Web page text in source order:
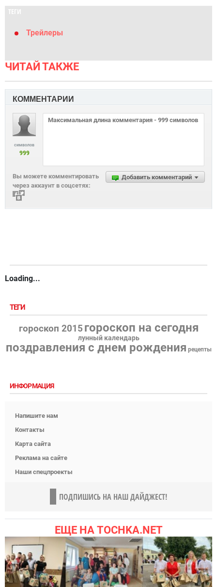
ТЕГИ
Трейлеры
ЧИТАЙ ТАКЖЕ
КОММЕНТАРИИ
символов
999
Добавить комментарий
Вы можете комментировать
через аккаунт в соцсетях:
Loading...
ТЕГИ
гороскоп 2015 гороскоп на сегодня
лунный календарь
поздравления с днем рождения рецепты
ИНФОРМАЦИЯ
Напишите нам
Контакты
Карта сайта
Реклама на сайте
Наши спецпроекты
ПОДПИШИСЬ НА НАШ ДАЙДЖЕСТ!
ЕЩЕ НА TOCHKA.NET